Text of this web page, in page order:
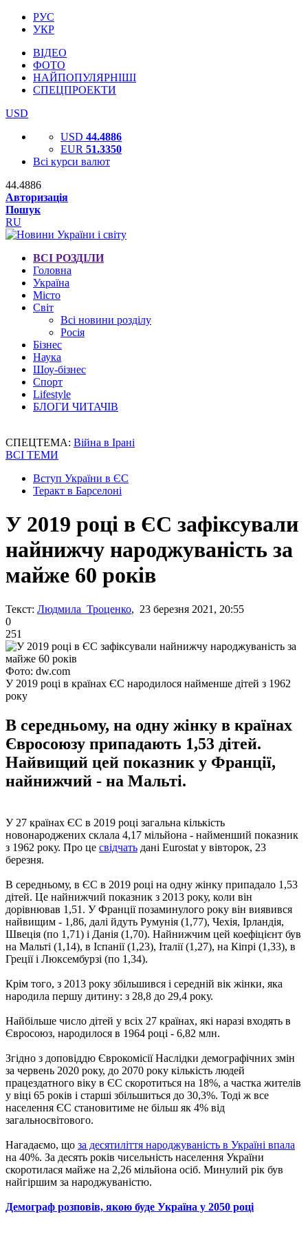
РУС
УКР
ВІДЕО
ФОТО
НАЙПОПУЛЯРНІШІ
СПЕЦПРОЕКТИ
USD
USD 44.4886
EUR 51.3350
Всі курси валют
44.4886
Авторизація
Пошук
RU
ВСІ РОЗДІЛИ
Головна
Україна
Місто
Світ
Всі новини розділу
Росія
Бізнес
Наука
Шоу-бізнес
Спорт
Lifestyle
БЛОГИ ЧИТАЧІВ
СПЕЦТЕМА: Війна в Ірані
ВСІ ТЕМИ
Вступ України в ЄС
Теракт в Барселоні
У 2019 році в ЄС зафіксували
найнижчу народжуваність за
майже 60 років
Текст: Людмила Троценко, 23 березня 2021, 20:55
0
251
Фото: dw.com
У 2019 році в країнах ЄС народилося найменше дітей з 1962
року
В середньому, на одну жінку в країнах
Євросоюзу припадають 1,53 дітей.
Найвищий цей показник у Франції,
найнижчий - на Мальті.
У 27 країнах ЄС в 2019 році загальна кількість
новонароджених склала 4,17 мільйона - найменший показник
з 1962 року. Про це свідчать дані Eurostat у вівторок, 23
березня.
В середньому, в ЄС в 2019 році на одну жінку припадало 1,53
дітей. Це найнижчий показник з 2013 року, коли він
дорівнював 1,51. У Франції позаминулого року він виявився
найвищим - 1,86, далі йдуть Румунія (1,77), Чехія, Ірландія,
Швеція (по 1,71) і Данія (1,70). Найнижчим цей коефіцієнт був
на Мальті (1,14), в Іспанії (1,23), Італії (1,27), на Кіпрі (1,33), в
Греції і Люксембурзі (по 1,34).
Крім того, з 2013 року збільшився і середній вік жінки, яка
народила першу дитину: з 28,8 до 29,4 року.
Найбільше число дітей у всіх 27 країнах, які наразі входять в
Євросоюз, народилося в 1964 році - 6,82 млн.
Згідно з доповіддю Єврокомісії Наслідки демографічних змін
за червень 2020 року, до 2070 року кількість людей
працездатного віку в ЄС скоротиться на 18%, а частка жителів
у віці 65 років і старші збільшиться до 30,3%. Тоді ж все
населення ЄС становитиме не більш як 4% від
загальносвітового.
Нагадаємо, що за десятиліття народжуваність в Україні впала
на 40%. За десять років чисельність населення України
скоротилася майже на 2,26 мільйона осіб. Минулий рік був
найгіршим за народжуваністю.
Демограф розповів, якою буде Україна у 2050 році